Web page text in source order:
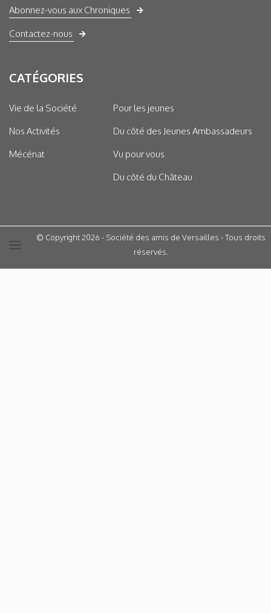
Abonnez-vous aux Chroniques
Contactez-nous
CATÉGORIES
Vie de la Société
Nos Activités
Mécénat
Pour les jeunes
Du côté des Jeunes Ambassadeurs
Vu pour vous
Du côté du Château
© Copyright 2026 - Société des amis de Versailles - Tous droits
réservés.